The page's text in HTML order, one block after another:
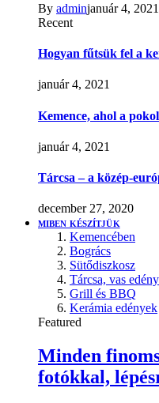
By adminjanuár 4, 2021
Recent
Hogyan fűtsük fel a
január 4, 2021
Kemence, ahol a
január 4, 2021
Tárcsa – a közép-
december 27, 2020
MIBEN KÉSZÍTJÜK
Kemencében
Bogrács
Sütődiszkosz
Tárcsa, vas
Grill és BBQ
Kerámia edények
Featured
Minden
fotókkal,